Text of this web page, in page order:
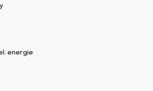
energie